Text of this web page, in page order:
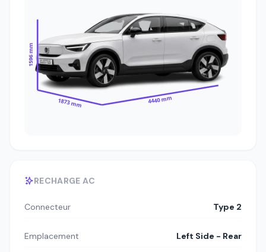
1596 mm
1873 mm 4440 mm
RECHARGE AC
Connecteur Type 2
Emplacement Left Side - Rear